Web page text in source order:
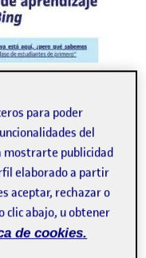
para poder
del
mostrarte publicidad
elaborado a partir
aceptar, rechazar o
clic abajo, u obtener
de cookies.